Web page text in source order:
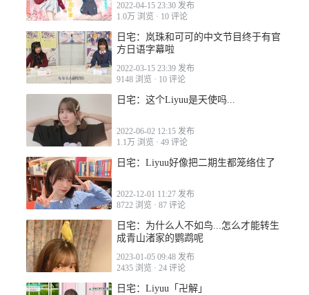
2023-04-17 12:01
2023-04-17 17:59
2023-04-19 12:09
2022-04-15 23:30 发布
1.0万 浏览 · 10 评论
日宅：岚珠和可可的中文节目终于有官
方日语字幕啦
2022-03-15 23:39 发布
9148 浏览 · 10 评论
日宅：这个Liyuu是天使吗...
2022-06-02 12:15 发布
1.1万 浏览 · 49 评论
日宅：Liyuu好像把二期生都笼络住了
2022-12-01 11:27 发布
8722 浏览 · 87 评论
日宅：为什么人不如鸟...怎么才能转生
成青山渚家的鹦鹉呢
2023-01-05 09:48 发布
2435 浏览 · 24 评论
日宅：Liyuu「卍解」